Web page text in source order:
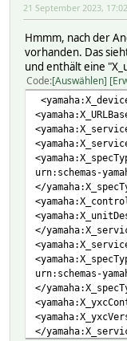
<depth>24</depth>
<url>/Icons/
</icon>
<icon>
<width>48</
<height>48</
<depth>24</
<url>/Icons/
</icon>
<icon>
<width>120</
<height>120</
<depth>24</
<url>/Icons/
</icon>
</iconList>
<serviceList>
<service>
<SCPDURL>/
21 September 2023,
Hmmm, nach der
vorhanden. Das
und enthält eine
Code Auswählen
urn:schemas-
</
</
urn:schemas-
</
</